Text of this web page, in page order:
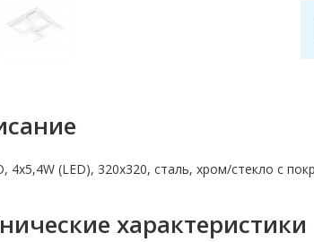
4х5,4W (LED), 320х320, сталь, хром/стекло с
характеристики